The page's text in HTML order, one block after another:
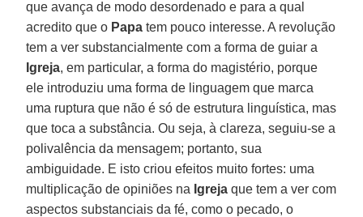
que avança de modo desordenado e para a qual
acredito que o Papa tem pouco interesse. A revolução
tem a ver substancialmente com a forma de guiar a
Igreja, em particular, a forma do magistério, porque
ele introduziu uma forma de linguagem que marca
uma ruptura que não é só de estrutura linguística, mas
que toca a substância. Ou seja, à clareza, seguiu-se a
polivalência da mensagem; portanto, sua
ambiguidade. E isto criou efeitos muito fortes: uma
multiplicação de opiniões na Igreja que tem a ver com
aspectos substanciais da fé, como o pecado, o